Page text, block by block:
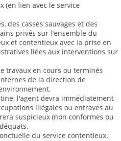
(en lien avec le service
des casses sauvages et des
privés sur l'ensemble du
et contentieux avec la prise en
liées aux interventions sur
travaux en cours ou terminés
de la direction de
l'agent devra immédiatement
illégales ou entraves au
suspicieux (non conformes ou
du service contentieux.